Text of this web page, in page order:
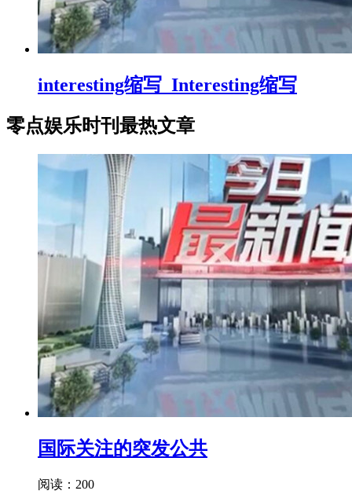
interesting缩写_Interesting缩写
零点娱乐时刊最热文章
国际关注的突发公共
阅读：200